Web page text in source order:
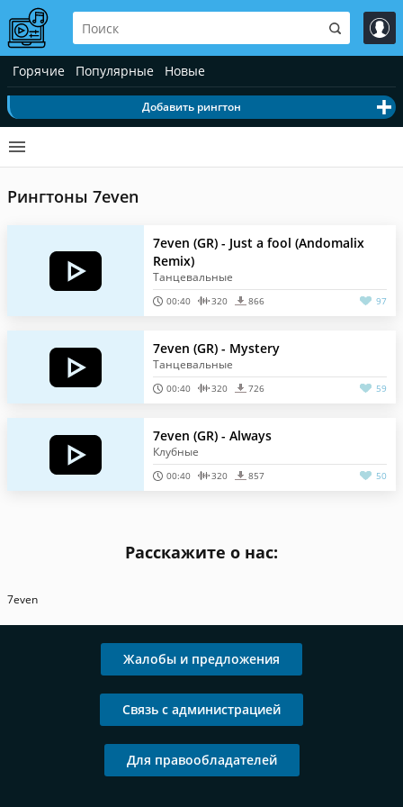
Горячие Популярные Новые
Добавить рингтон
Рингтоны 7even
7even (GR) - Just a fool (Andomalix
Remix)
Танцевальные
00:40 320 866 97
7even (GR) - Mystery
Танцевальные
00:40 320 726 59
7even (GR) - Always
Клубные
00:40 320 857 50
Расскажите о нас:
7even
Жалобы и предложения
Связь с администрацией
Для правообладателей